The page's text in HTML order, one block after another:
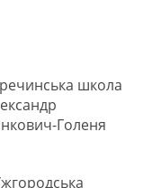
школа
Голеня